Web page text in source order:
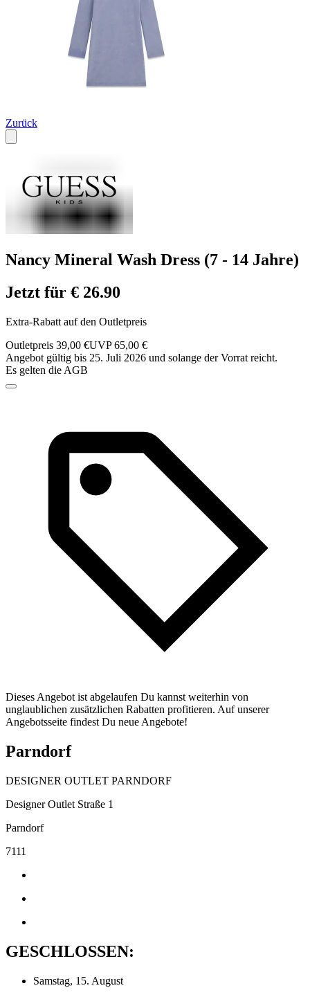
Zurück
Nancy Mineral Wash Dress (7 - 14 Jahre)
Jetzt für € 26.90
Extra-Rabatt auf den Outletpreis
Outletpreis 39,00 €UVP 65,00 €
Angebot gültig bis 25. Juli 2026 und solange der Vorrat reicht.
Es gelten die AGB
Dieses Angebot ist abgelaufen Du kannst weiterhin von
unglaublichen zusätzlichen Rabatten profitieren. Auf unserer
Angebotsseite findest Du neue Angebote!
Parndorf
DESIGNER OUTLET PARNDORF
Designer Outlet Straße 1
Parndorf
7111
GESCHLOSSEN:
Samstag, 15. August